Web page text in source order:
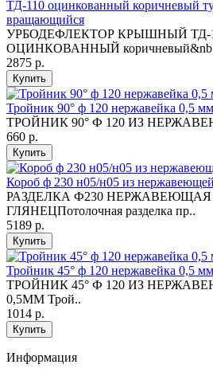
ТД-110 оцинкованный коричневый
вращающийся
УРБОДЕФЛЕКТОР КРЫШНЫЙ ТД-
ОЦИНКОВАННЫЙ
2875 р.
Купить
Тройник 90° ф 120 нержавейка 0,5
ТРОЙНИК 90° Ф 120 ИЗ
660 р.
Купить
Короб ф 230 н05/н05 из
РАЗДЕЛКА Ф230 НЕРЖАВЕЮЩАЯ
ГЛЯНЕЦПотолочная разделка пр..
5189 р.
Купить
Тройник 45° ф 120 нержавейка 0,5
ТРОЙНИК 45° Ф 120 ИЗ
0,5ММ Трой..
1014 р.
Купить
Информация